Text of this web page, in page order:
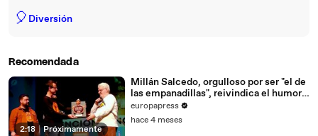
🎈 Diversión
Recomendada
2:18 | Próximamente
Millán Salcedo, orgulloso por ser "el de
las empanadillas", reivindica el humor
manchego
europapress
hace 4 meses